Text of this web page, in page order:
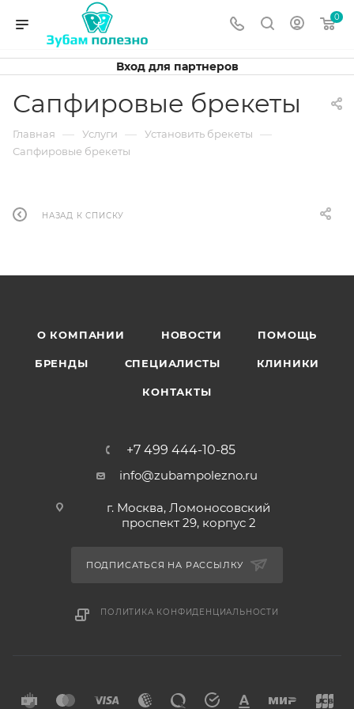
0
Вход для партнеров
Сапфировые брекеты
Главная — Услуги — Установить брекеты —
Сапфировые брекеты
НАЗАД К СПИСКУ
О КОМПАНИИ НОВОСТИ ПОМОЩЬ
БРЕНДЫ СПЕЦИАЛИСТЫ КЛИНИКИ
КОНТАКТЫ
+7 499 444-10-85
info@zubampolezno.ru
г. Москва, Ломоносовский
проспект 29, корпус 2
ПОДПИСАТЬСЯ НА РАССЫЛКУ
ПОЛИТИКА КОНФИДЕНЦИАЛЬНОСТИ